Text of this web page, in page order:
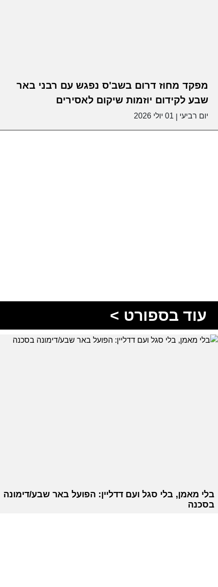
מפקד מחוז דרום בשב'ס נפגש עם רבני באר
שבע לקידום יוזמות שיקום לאסירים
יום רביעי 01 יולי 2026
עוד בספורט >
בלי מאמן, בלי סגל ועם דדליין: הפועל באר שבע/דימונה
בסכנה